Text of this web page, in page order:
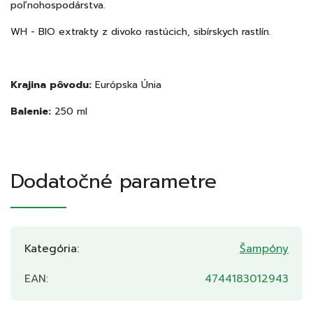
poľnohospodárstva.
WH - BIO extrakty z divoko rastúcich, sibírskych rastlín.
Krajina pôvodu: Európska Únia
Balenie: 250 ml
Dodatočné parametre
Kategória:
Šampóny
EAN: 4744183012943